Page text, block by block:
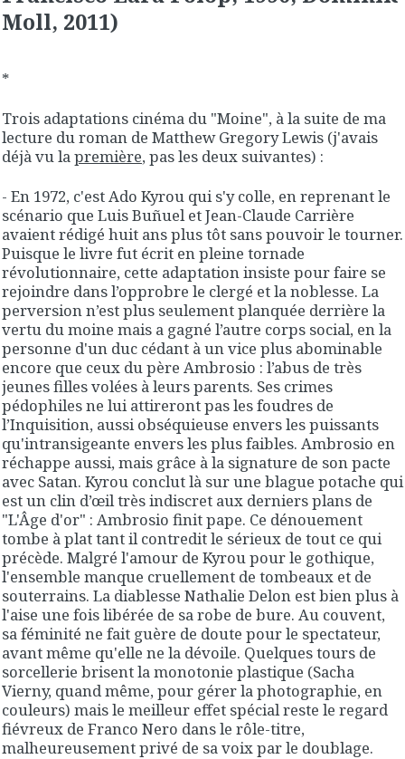
Moll, 2011)
*
Trois adaptations cinéma du "Moine", à la suite de ma
lecture du roman de Matthew Gregory Lewis (j'avais
déjà vu lapremière, pas les deux suivantes) :
- En 1972, c'est Ado Kyrou qui s'y colle, en reprenant le
scénario que Luis Buñuel et Jean-Claude Carrière
avaient rédigé huit ans plus tôt sans pouvoir le tourner.
Puisque le livre fut écrit en pleine tornade
révolutionnaire, cette adaptation insiste pour faire se
rejoindre dans l’opprobre le clergé et la noblesse. La
perversion n’est plus seulement planquée derrière la
vertu du moine mais a gagné l’autre corps social, en la
personne d'un duc cédant à un vice plus abominable
encore que ceux du père Ambrosio : l’abus de très
jeunes filles volées à leurs parents. Ses crimes
pédophiles ne lui attireront pas les foudres de
l’Inquisition, aussi obséquieuse envers les puissants
qu'intransigeante envers les plus faibles. Ambrosio en
réchappe aussi, mais grâce à la signature de son pacte
avec Satan. Kyrou conclut là sur une blague potache qui
est un clin d’œil très indiscret aux derniers plans de
"L'Âge d'or" : Ambrosio finit pape. Ce dénouement
tombe à plat tant il contredit le sérieux de tout ce qui
précède. Malgré l'amour de Kyrou pour le gothique,
l'ensemble manque cruellement de tombeaux et de
souterrains. La diablesse Nathalie Delon est bien plus à
l'aise une fois libérée de sa robe de bure. Au couvent,
sa féminité ne fait guère de doute pour le spectateur,
avant même qu'elle ne la dévoile. Quelques tours de
sorcellerie brisent la monotonie plastique (Sacha
Vierny, quand même, pour gérer la photographie, en
couleurs) mais le meilleur effet spécial reste le regard
fiévreux de Franco Nero dans le rôle-titre,
malheureusement privé de sa voix par le doublage.